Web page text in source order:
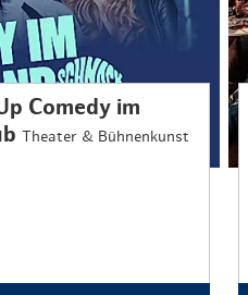
Comedy im
Theater & Bühnenkunst